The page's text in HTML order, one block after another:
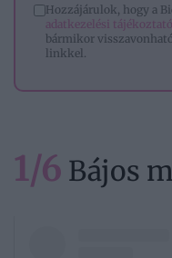
Hozzájárulok, hogy a
adatkezelési
bármikor
linkkel.
1/6 Bájos